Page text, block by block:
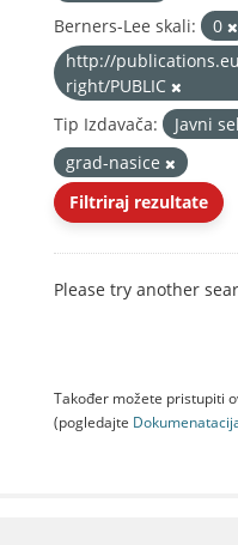
Berners-Lee skali:
0
http://
right/PUBLIC
Tip Izdavača:
Javni
grad-nasice
Filtriraj rezultate
Please try another
Također možete pristupiti
(pogledajte